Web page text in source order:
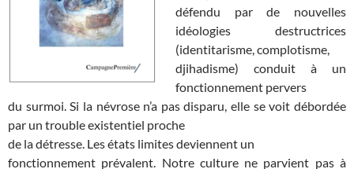
défendu par de nouvelles
idéologies destructrices
(identitarisme, complotisme,
djihadisme) conduit à un
fonctionnement pervers
du surmoi. Si la névrose n’a pas disparu, elle se voit débordée
par un trouble existentiel proche
de la détresse. Les états limites deviennent un
fonctionnement prévalent. Notre culture ne parvient pas à